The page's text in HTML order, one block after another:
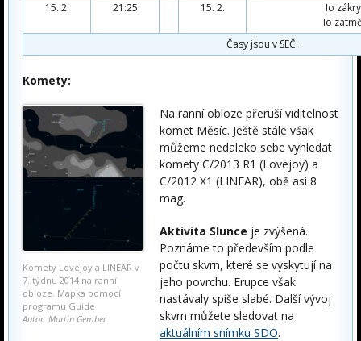
15. 2.
21:25 15. 2.
Io
Io
Časy jsou v SEČ.
Komety:
Komety Lovejoy a LINEAR v
7. týdnu 2014 na ranní
obloze. Mapka pomocí
programu Guide
Autor: Martin Gembec
Na ranní obloze přeruší viditelnost
komet Měsíc. Ještě stále však
můžeme nedaleko sebe vyhledat
komety C/2013 R1 (Lovejoy) a
C/2012 X1 (LINEAR), obě asi 8
mag.
Aktivita Slunce je zvýšená.
Poznáme to především podle
počtu skvrn, které se vyskytují na
jeho povrchu. Erupce však
nastávaly spíše slabé. Další vývoj
skvrn můžete sledovat na
aktuálním snímku SDO.